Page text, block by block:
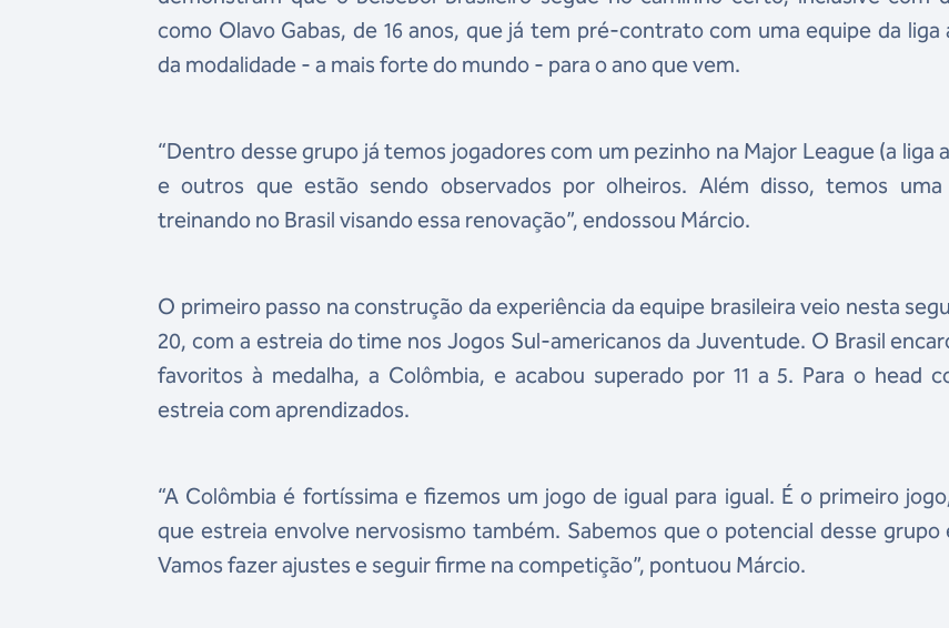
como Olavo Gabas, de 16 anos, que já tem pré-contrato com uma equipe da liga
da modalidade - a mais forte do mundo - para o ano que vem.
“Dentro desse grupo já temos jogadores com um pezinho na Major League (a liga
e outros que estão sendo observados por olheiros. Além disso, temos uma
treinando no Brasil visando essa renovação”, endossou Márcio.
O primeiro passo na construção da experiência da equipe brasileira veio nesta
20, com a estreia do time nos Jogos Sul-americanos da Juventude. O Brasil
favoritos à medalha, a Colômbia, e acabou superado por 11 a 5. Para o head
estreia com aprendizados.
“A Colômbia é fortíssima e fizemos um jogo de igual para igual. É o primeiro
que estreia envolve nervosismo também. Sabemos que o potencial desse grupo
Vamos fazer ajustes e seguir firme na competição”, pontuou Márcio.